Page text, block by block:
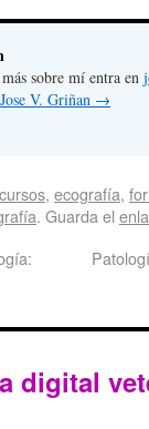
sobre mí entra en
V. Griñan →
cursos, ecografía,
. Guarda el
digital